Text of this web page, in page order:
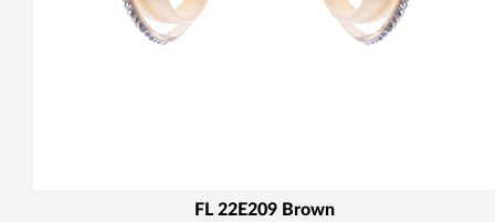
FL 22E209 Brown